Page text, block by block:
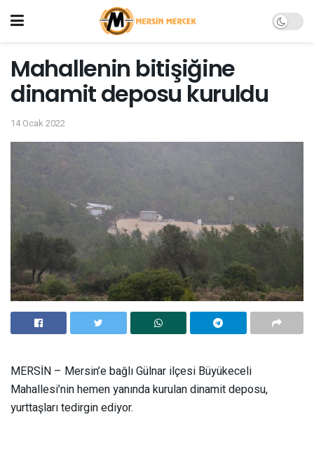
Mahallenin bitişiğine
dinamit deposu kuruldu
14 Ocak 2022
MERSİN – Mersin’e bağlı Gülnar ilçesi Büyükeceli
Mahallesi’nin hemen yanında kurulan dinamit deposu,
yurttaşları tedirgin ediyor.